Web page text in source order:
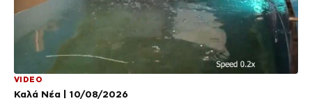
VIDEO
Καλά Νέα | 10/08/2026